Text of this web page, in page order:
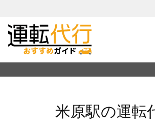
米原駅の運転